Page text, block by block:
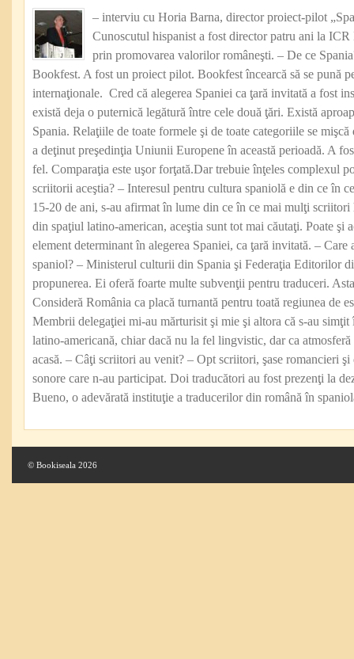
– interviu cu Horia Barna, director proiect-pilot
Cunoscutul hispanist a fost director patru ani la
prin promovarea valorilor româneşti. – De ce
Bookfest. A fost un proiect pilot. Bookfest încearcă să se pună
internaţionale. Cred că alegerea Spaniei ca ţară invitată a fost
există deja o puternică legătură între cele două ţări. Există
Spania. Relaţiile de toate formele şi de toate categoriile se
a deţinut preşedinţia Uniunii Europene în această perioadă. A
fel. Comparaţia este uşor forţată.Dar trebuie înţeles complexul
scriitorii aceştia? – Interesul pentru cultura spaniolă e din ce în
15-20 de ani, s-au afirmat în lume din ce în ce mai mulţi
din spaţiul latino-american, aceştia sunt tot mai căutaţi. Poate şi
element determinant în alegerea Spaniei, ca ţară invitată. –
spaniol? – Ministerul culturii din Spania şi Federaţia Editorilor
propunerea. Ei oferă foarte multe subvenţii pentru traduceri.
Consideră România ca placă turnantă pentru toată regiunea de
Membrii delegaţiei mi-au mărturisit şi mie şi altora că s-au
latino-americană, chiar dacă nu la fel lingvistic, dar ca
acasă. – Câţi scriitori au venit? – Opt scriitori, şase romancieri
sonore care n-au participat. Doi traducători au fost prezenţi la
Bueno, o adevărată instituţie a traducerilor din română în
© Bookiseala 2026